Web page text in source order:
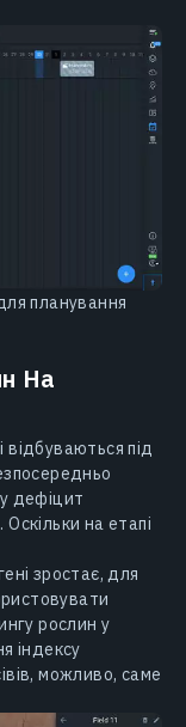
планування
На
відбуваються під
дефіцит
на етапі
зростає, для
рослин у
індексу
можливо, саме